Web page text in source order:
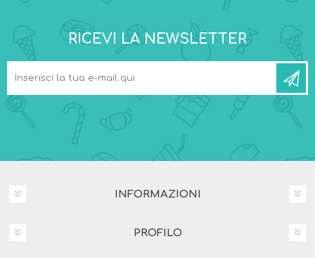
RICEVI LA NEWSLETTER
INFORMAZIONI
PROFILO